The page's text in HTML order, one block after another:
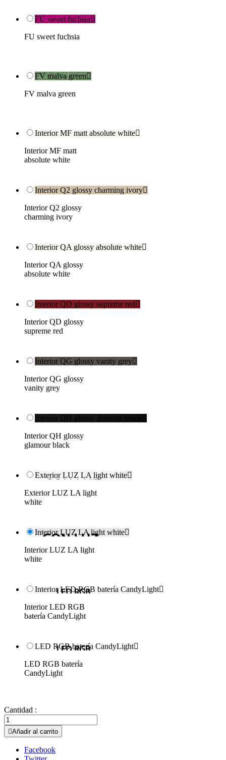
FU sweet fuchsia
FU sweet fuchsia
FV malva green
FV malva green
Interior MF matt absolute white
Interior MF matt
absolute white
Interior Q2 glossy charming ivory
Interior Q2 glossy
charming ivory
Interior QA glossy absolute white
Interior QA glossy
absolute white
Interior QD glossy supreme red
Interior QD glossy
supreme red
Interior QG glossy vanity grey
Interior QG glossy
vanity grey
Interior QH glossy glamour black
Interior QH glossy
glamour black
Exterior LUZ LA light white
Exterior LUZ LA light
white
Interior LUZ LA light white
Interior LUZ LA light
white
Interior LED RGB batería CandyLight
Interior LED RGB
batería CandyLight
LED RGB batería CandyLight
LED RGB batería
CandyLight
Cantidad :
Añadir al carrito
Facebook